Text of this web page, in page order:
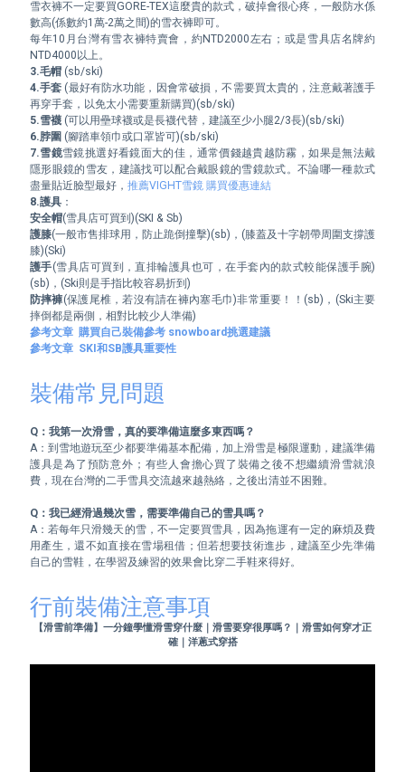
雪衣褲不一定要買GORE-TEX這麼貴的款式，破掉會很心疼，一般防水係
數高(係數約1萬-2萬之間)的雪衣褲即可。
每年10月台灣有雪衣褲特賣會，約NTD2000左右；或是雪具店名牌約
3.毛帽
4.手套 (最好有防水功能，因會常破損，不需要買太貴的，注意戴著護手
5.雪襪
6.脖圍
7.雪鏡雪鏡挑選好看鏡面大的佳，通常價錢越貴越防霧，如果是無法戴
隱形眼鏡的雪友，建議找可以配合戴眼鏡的雪鏡款式。不論哪一種款式
盡量貼近臉型最好， 推薦VIGHT雪鏡 購買優惠連結
8.護具
安全帽
護膝(一般市售排球用，防止跪倒撞擊)(sb)，(膝蓋及十字韌帶周圍支撐護
護手(雪具店可買到，直排輪護具也可，在手套內的款式較能保護手腕)
防摔褲(保護尾椎，若沒有請在褲內塞毛巾)非常重要！！(sb)，(Ski主要
參考文章  購買自己裝備參考 snowboard挑選建議
參考文章  SKI和SB護具重要性
裝備常見問題
Q：我第一次滑雪，真的要準備這麼多東西嗎？
A：到雪地遊玩至少都要準備基本配備，加上滑雪是極限運動，建議準備
護具是為了預防意外；有些人會擔心買了裝備之後不想繼續滑雪就浪
費，現在台灣的二手雪具交流越來越熱絡，之後出清並不困難。
Q：我已經滑過幾次雪，需要準備自己的雪具嗎？
A：若每年只滑幾天的雪，不一定要買雪具，因為拖運有一定的麻煩及費
用產生，還不如直接在雪場租借；但若想要技術進步，建議至少先準備
行前裝備注意事項
【滑雪前準備】一分鐘學懂滑雪穿什麼｜滑雪要穿很厚嗎？｜滑雪如何穿才正
確｜洋蔥式穿搭